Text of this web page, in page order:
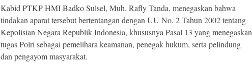
Kabid PTKP HMI Badko Sulsel, Muh. Rafly Tanda, menegaskan bahwa
tindakan aparat tersebut bertentangan dengan UU No. 2 Tahun 2002 tentang
Kepolisian Negara Republik Indonesia, khususnya Pasal 13 yang menegaskan
tugas Polri sebagai pemelihara keamanan, penegak hukum, serta pelindung
dan pengayom masyarakat.